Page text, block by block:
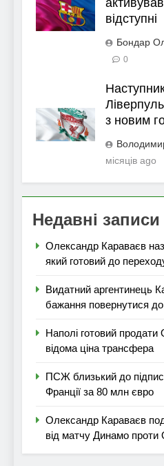
відступні
Бондар
0
з новим
місяців ago
Недавні записи
Олександр Караваєв
який готовий до
Видатний аргентинець
бажання повернутися до
Наполі готовий
відома ціна трансфера
ПСЖ близький до
Франції за 80 млн євро
Олександр Караваєв
від матчу Динамо проти